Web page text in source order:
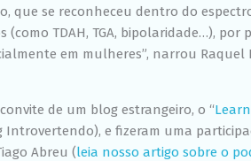
que se reconheceu dentro do
(como TDAH, TGA, bipolaridade…),
em mulheres”, narrou Raquel
de um blog estrangeiro, o “
Introvertendo), e fizeram uma
Abreu (leia nosso artigo sobre o